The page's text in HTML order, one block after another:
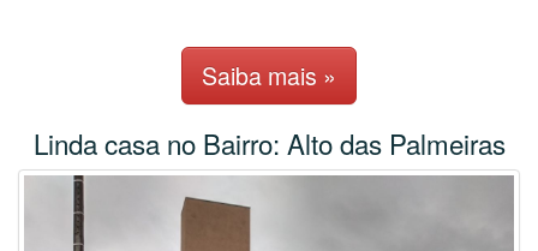
Saiba mais »
Linda casa no Bairro: Alto das Palmeiras